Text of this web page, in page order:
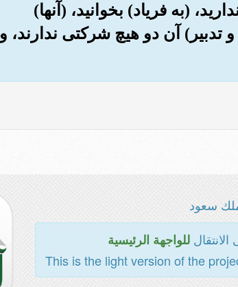
(به فریاد) بخوانید، (آنها)
تدبیر) آن دو هیچ شرکتی ندارند، و
سعود
للواجهة الرئيسية
This is the light version of the